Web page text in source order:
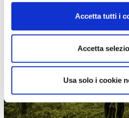
Accetta tutti i
Accetta
Usa solo i cookie
PROPOSTE